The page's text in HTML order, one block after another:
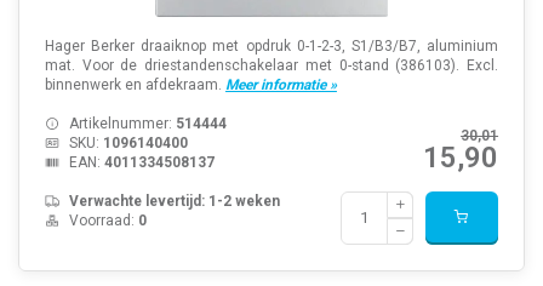
Hager Berker draaiknop met opdruk 0-1-2-3, S1/B3/B7, aluminium
mat. Voor de driestandenschakelaar met 0-stand (386103). Excl.
binnenwerk en afdekraam. Meer informatie »
30,01
15,90
Artikelnummer: 514444
SKU: 1096140400
EAN: 4011334508137
Verwachte levertijd: 1-2 weken
Voorraad: 0